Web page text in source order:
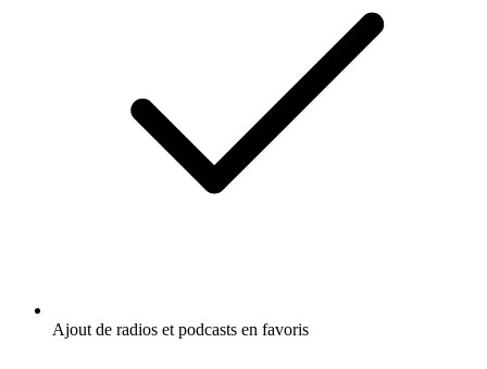
Ajout de radios et podcasts en favoris